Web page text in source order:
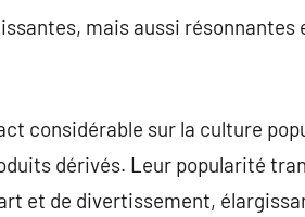
mais aussi
considérable sur la culture
dérivés. Leur popularité
et de divertissement,